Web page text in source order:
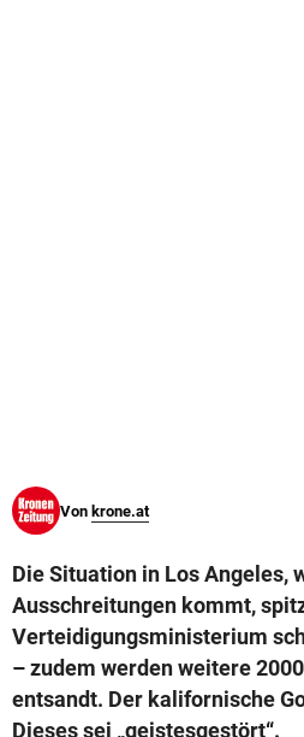
Von krone.at
Die Situation in Los Angeles,
Ausschreitungen kommt,
Verteidigungsministerium
– zudem werden weitere
entsandt. Der kalifornische
Dieses sei „geistesgestört“.